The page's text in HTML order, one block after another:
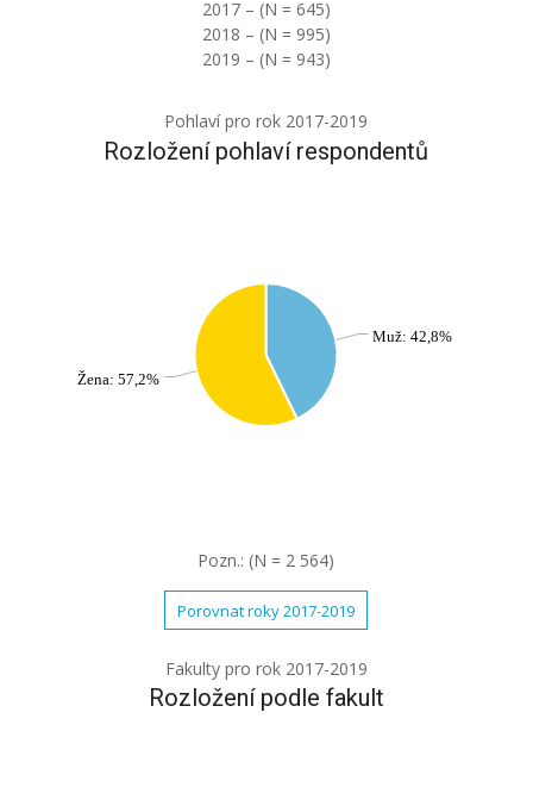
2017 – (N = 645)
2018 – (N = 995)
2019 – (N = 943)
Pohlaví pro rok 2017-2019
Rozložení pohlaví respondentů
Muž: 42,8%
Žena: 57,2%
Pozn.: (N = 2 564)
Porovnat roky 2017-2019
Fakulty pro rok 2017-2019
Rozložení podle fakult